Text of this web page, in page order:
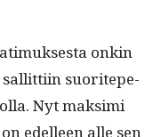
onkin
sal­lit­ti­in suorite­pe­
Nyt mak­si­mi
edelleen alle sen